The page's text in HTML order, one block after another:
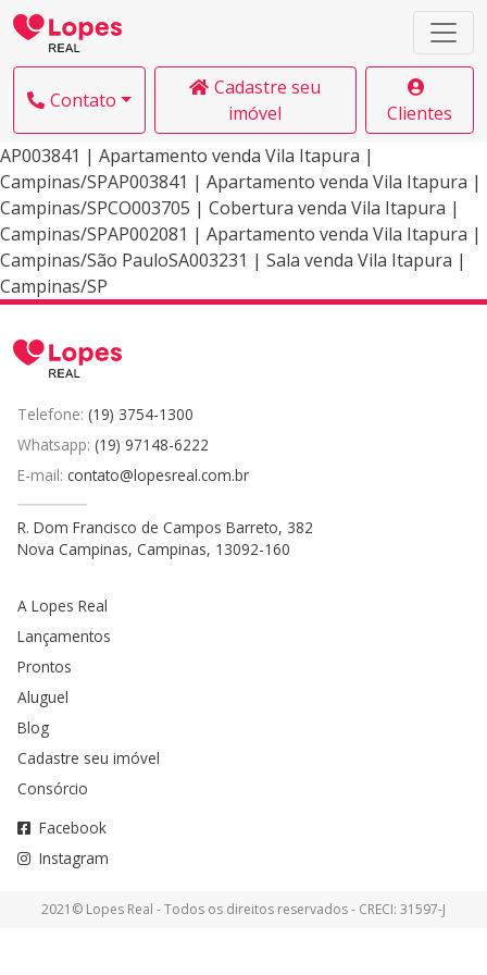
Contato
Cadastre seu
imóvel
Clientes
AP003841 | Apartamento venda Vila Itapura |
Campinas/SPAP003841 | Apartamento venda Vila Itapura |
Campinas/SPCO003705 | Cobertura venda Vila Itapura |
Campinas/SPAP002081 | Apartamento venda Vila Itapura |
Campinas/São PauloSA003231 | Sala venda Vila Itapura |
Campinas/SP
Telefone: (19) 3754-1300
Whatsapp: (19) 97148-6222
E-mail: contato@lopesreal.com.br
R. Dom Francisco de Campos Barreto, 382
Nova Campinas, Campinas, 13092-160
A Lopes Real
Lançamentos
Prontos
Aluguel
Blog
Cadastre seu imóvel
Consórcio
Facebook
Instagram
2021© Lopes Real - Todos os direitos reservados - CRECI: 31597-J